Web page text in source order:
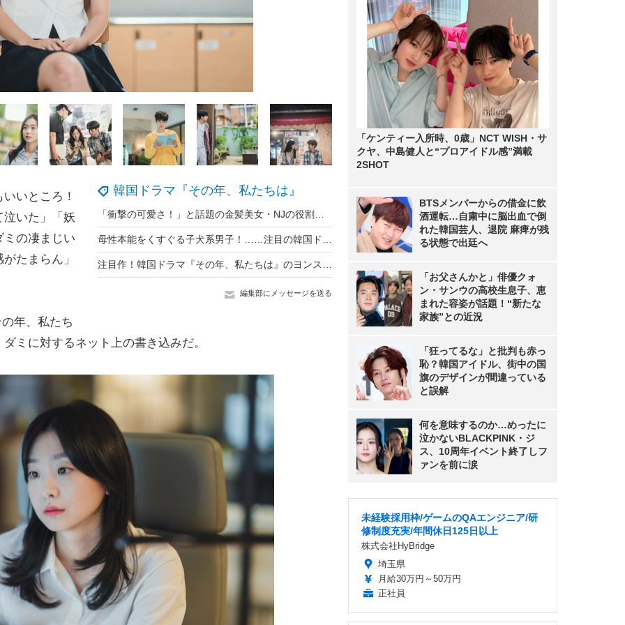
韓国ドラマ『その年、私たちは』
編集部にメッセージを送る
いところ！
いた」「妖
の凄まじい
たまらん」
年、私たち
ミに対するネット上の書き込みだ。
「ケンティー入所時、0歳」NCT WISH・サ
クヤ、中島健人と“プロアイドル感”満載
2SHOT
BTSメンバーからの借金に飲
酒運転…自粛中に脳出血で倒
れた韓国芸人、退院 麻痺が残
る状態で出廷へ
「お父さんかと」俳優クォ
ン・サンウの高校生息子、恵
まれた容姿が話題！“新たな
家族”との近況
「狂ってるな」と批判も赤っ
恥？韓国アイドル、街中の国
旗のデザインが間違っている
と誤解
何を意味するのか…めったに
泣かないBLACKPINK・ジ
ス、10周年イベント終了しフ
ァンを前に涙
未経験採用枠/ゲームのQAエンジニア/研
修制度充実/年間休日125日以上
株式会社HyBridge
埼玉県
月給30万円～50万円
正社員